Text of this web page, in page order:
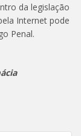
da legislação
Internet pode
Penal.